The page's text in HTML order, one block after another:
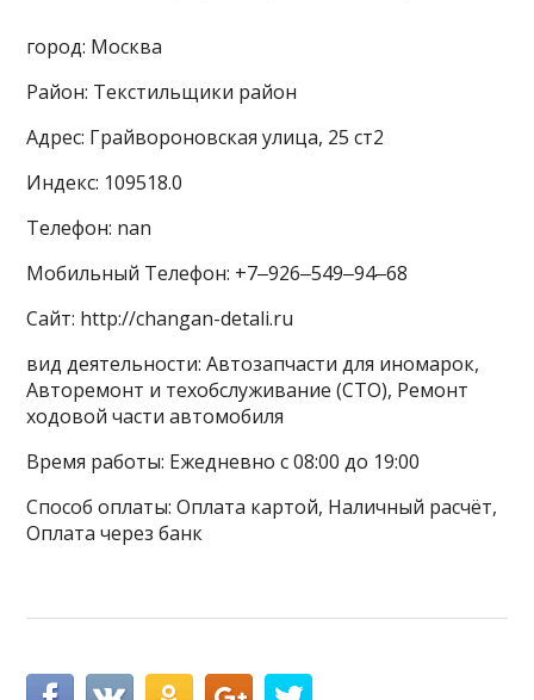
город: Москва
Район: Текстильщики район
Адрес: Грайвороновская улица, 25 ст2
Индекс: 109518.0
Телефон: nan
Мобильный Телефон: +7‒926‒549‒94‒68
Сайт: http://changan-detali.ru
вид деятельности: Автозапчасти для иномарок,
Авторемонт и техобслуживание (СТО), Ремонт
ходовой части автомобиля
Время работы: Ежедневно с 08:00 до 19:00
Способ оплаты: Оплата картой, Наличный расчёт,
Оплата через банк